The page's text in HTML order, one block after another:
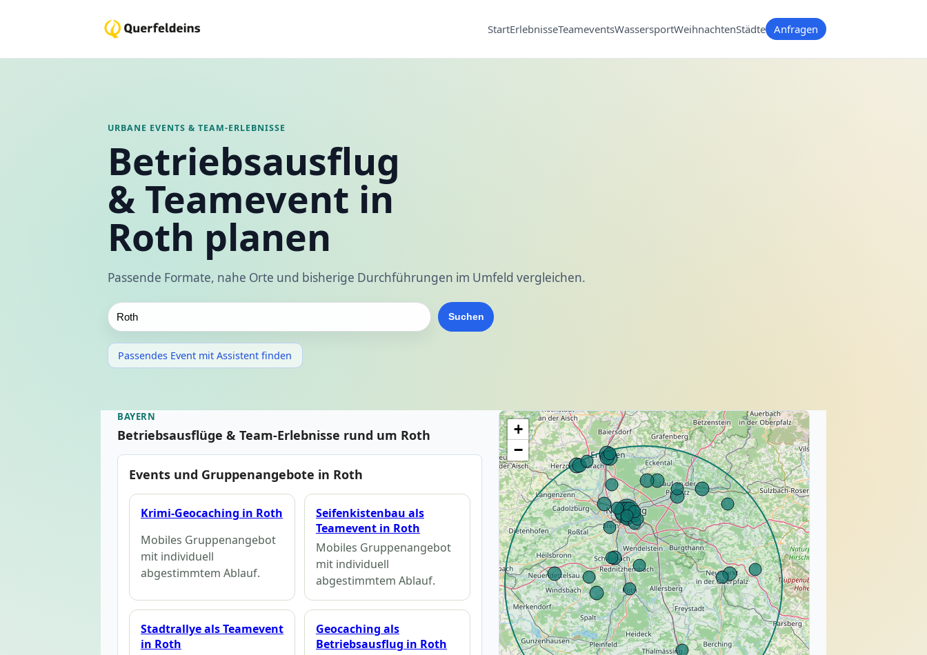
StartErlebnisseTeameventsWassersportWeihnachtenStädte Anfragen
URBANE EVENTS & TEAM-ERLEBNISSE
Betriebsausflug
& Teamevent in
Roth planen
Passende Formate, nahe Orte und bisherige Durchführungen im Umfeld vergleichen.
Suchen
Passendes Event mit Assistent finden
BAYERN
Betriebsausflüge & Team-Erlebnisse rund um Roth
Events und Gruppenangebote in Roth
Krimi-Geocaching in Roth
Mobiles Gruppenangebot
mit individuell
abgestimmtem Ablauf.
Seifenkistenbau als
Teamevent in Roth
Mobiles Gruppenangebot
mit individuell
abgestimmtem Ablauf.
Stadtrallye als Teamevent
in Roth
Geocaching als
Betriebsausflug in Roth
+
−